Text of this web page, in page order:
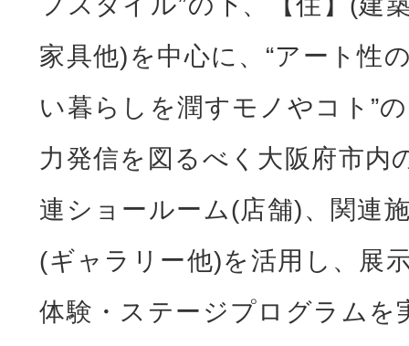
家具他)を中心に、“アート性
い暮らしを潤すモノやコト”
力発信を図るべく大阪府市内
連ショールーム(店舗)、関連
(ギャラリー他)を活用し、展
体験・ステージプログラムを